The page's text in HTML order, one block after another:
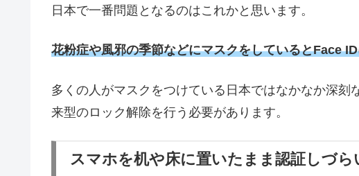
日本で一番問題となるのはこれかと思います。
花粉症や風邪の季節などにマスクをしているとFace
多くの人がマスクをつけている日本ではなかなか深刻
来型のロック解除を行う必要があります。
スマホを机や床に置いたまま認証しづら